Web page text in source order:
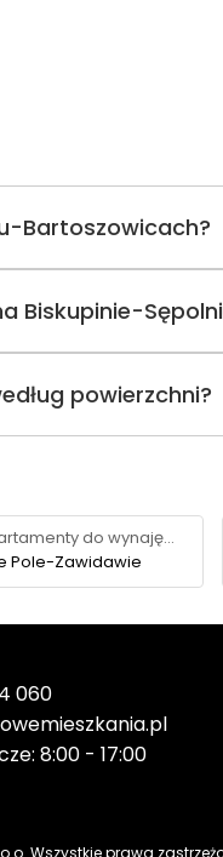
Bartoszowicach?
Biskupinie-
powierzchni?
Apartamenty do wynajęcia
Pole-Zawidawie
060
8:00 - 17:00
Wszystkie prawa